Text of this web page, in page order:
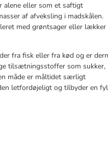
alene eller som et saftigt
af afveksling i madskålen.
med grøntsager eller lækker
fra fisk eller fra kød og er
tilsætningsstoffer som sukker,
måde er måltidet særligt
letfordøjeligt og tilbyder en